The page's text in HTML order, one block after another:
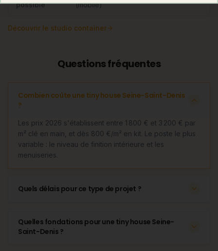
possible
(mobile)
Découvrir le studio container
Questions fréquentes
Combien coûte une tiny house Seine-Saint-Denis
?
Les prix 2026 s'établissent entre 1 800 € et 3 200 € par
m² clé en main, et dès 800 €/m² en kit. Le poste le plus
variable : le niveau de finition intérieure et les
menuiseries.
Quels délais pour ce type de projet ?
Quelles fondations pour une tiny house Seine-
Saint-Denis ?